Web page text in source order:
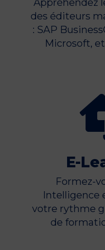
Appréhendez
des éditeurs
: SAP
Microsoft,
E-
Formez-
Intelligence
votre rythme
de